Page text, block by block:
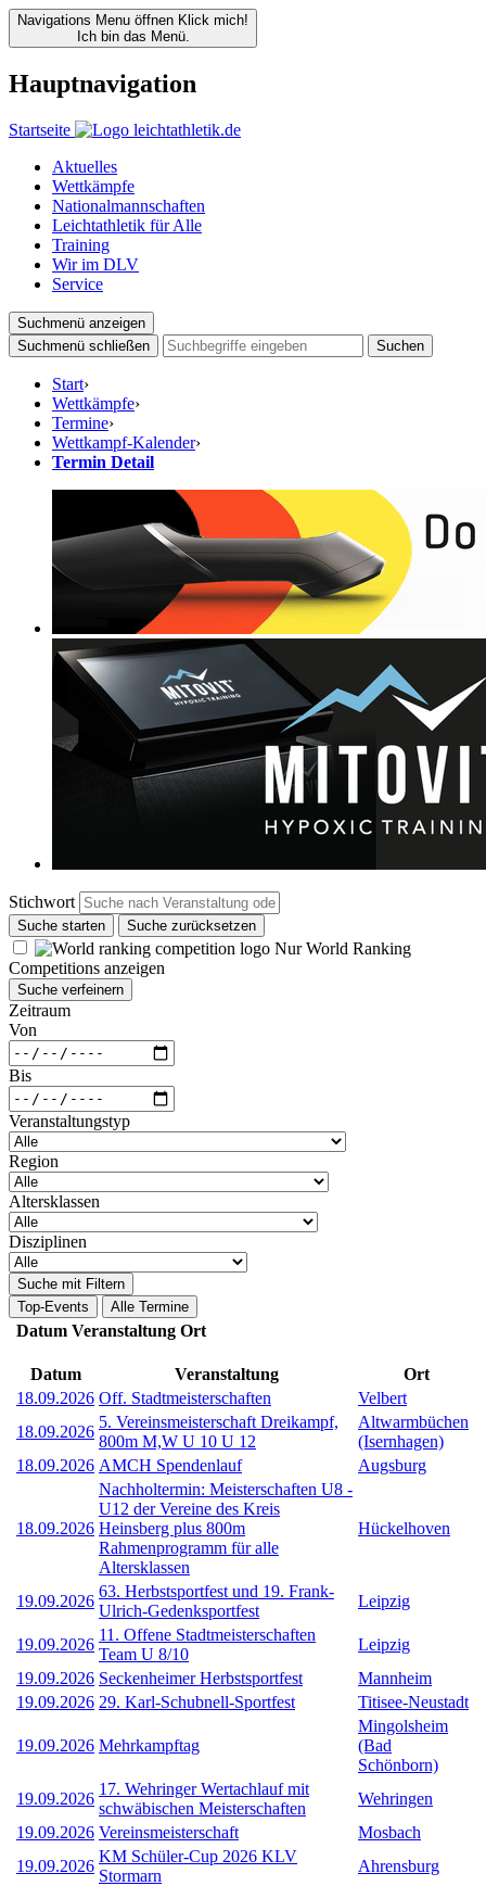
Navigations Menu öffnen Klick mich!
Ich bin das Menü.
Hauptnavigation
Startseite
Aktuelles
Wettkämpfe
Nationalmannschaften
Leichtathletik für Alle
Training
Wir im DLV
Service
Suchmenü anzeigen
Suchmenü schließen
Suchen
Start›
Wettkämpfe›
Termine›
Wettkampf-Kalender›
Termin Detail
Stichwort
Suche starten Suche zurücksetzen
Nur World Ranking
Competitions anzeigen
Suche verfeinern
Zeitraum
Von
Bis
Veranstaltungstyp
Region
Altersklassen
Disziplinen
Suche mit Filtern
Top-Events
Alle Termine
Datum Veranstaltung Ort
Datum Veranstaltung
Ort
18.09.2026 Off. Stadtmeisterschaften
Velbert
18.09.2026
5. Vereinsmeisterschaft Dreikampf,
800m M,W U 10 U 12
Altwarmbüchen
(Isernhagen)
18.09.2026 AMCH Spendenlauf Augsburg
18.09.2026
Nachholtermin: Meisterschaften U8 -
U12 der Vereine des Kreis
Heinsberg plus 800m
Rahmenprogramm für alle
Altersklassen
Hückelhoven
19.09.2026
63. Herbstsportfest und 19. Frank-
Ulrich-Gedenksportfest
Leipzig
19.09.2026
11. Offene Stadtmeisterschaften
Team U 8/10
Leipzig
19.09.2026 Seckenheimer Herbstsportfest
Mannheim
19.09.2026 29. Karl-Schubnell-Sportfest Titisee-Neustadt
19.09.2026 Mehrkampftag
Mingolsheim
(Bad
Schönborn)
19.09.2026
17. Wehringer Wertachlauf mit
schwäbischen Meisterschaften
Wehringen
19.09.2026 Vereinsmeisterschaft
Mosbach
19.09.2026
KM Schüler-Cup 2026 KLV
Stormarn
Ahrensburg